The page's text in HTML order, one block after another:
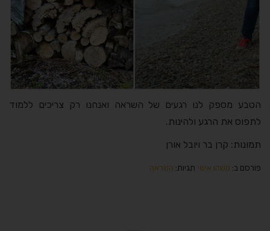
הטבע מספק לנו רגעים של השראה ואנחנו רק צריכים ללמוד
לתפוס את הרגע ולהינות.
תמונות: קרן בר ויובל אורן
פורסם ב: משהו אישי תגיות: השראה